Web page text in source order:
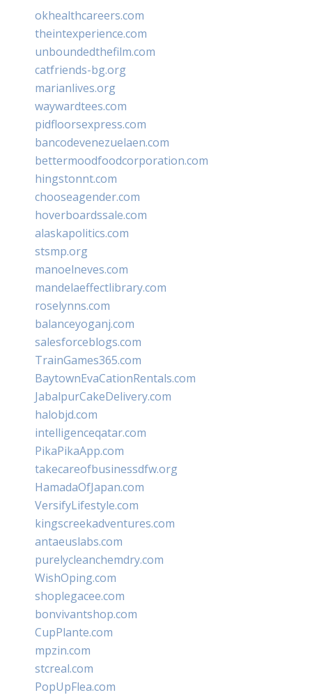
okhealthcareers.com
theintexperience.com
unboundedthefilm.com
catfriends-bg.org
marianlives.org
waywardtees.com
pidfloorsexpress.com
bancodevenezuelaen.com
bettermoodfoodcorporation.com
hingstonnt.com
chooseagender.com
hoverboardssale.com
alaskapolitics.com
stsmp.org
manoelneves.com
mandelaeffectlibrary.com
roselynns.com
balanceyoganj.com
salesforceblogs.com
TrainGames365.com
BaytownEvaCationRentals.com
JabalpurCakeDelivery.com
halobjd.com
intelligenceqatar.com
PikaPikaApp.com
takecareofbusinessdfw.org
HamadaOfJapan.com
VersifyLifestyle.com
kingscreekadventures.com
antaeuslabs.com
purelycleanchemdry.com
WishOping.com
shoplegacee.com
bonvivantshop.com
CupPlante.com
mpzin.com
stcreal.com
PopUpFlea.com